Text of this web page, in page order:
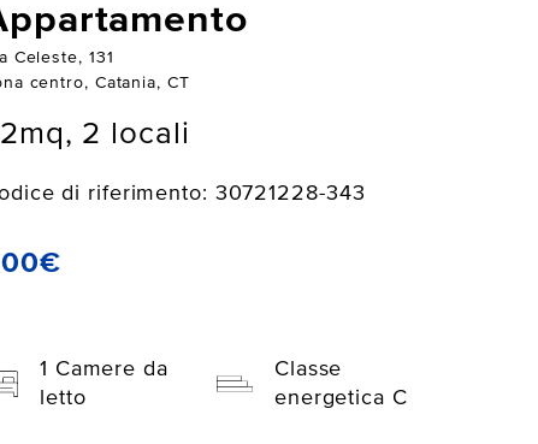
Celeste, 131
centro, Catania, CT
2 locali
di riferimento: 30721228-343
1 Camere da
letto
Classe
energetica C